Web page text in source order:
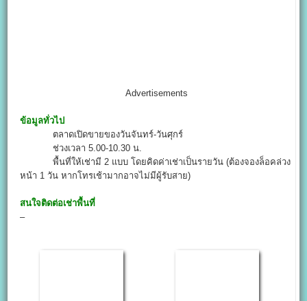
Advertisements
ข้อมูลทั่วไป
ตลาดเปิดขายของวันจันทร์-วันศุกร์
ช่วงเวลา 5.00-10.30 น.
พื้นที่ให้เช่ามี 2 แบบ โดยคิดค่าเช่าเป็นรายวัน (ต้องจองล็อคล่วง
หน้า 1 วัน หากโทรเช้ามากอาจไม่มีผู้รับสาย)
สนใจติดต่อเช่าพื้นที่
–